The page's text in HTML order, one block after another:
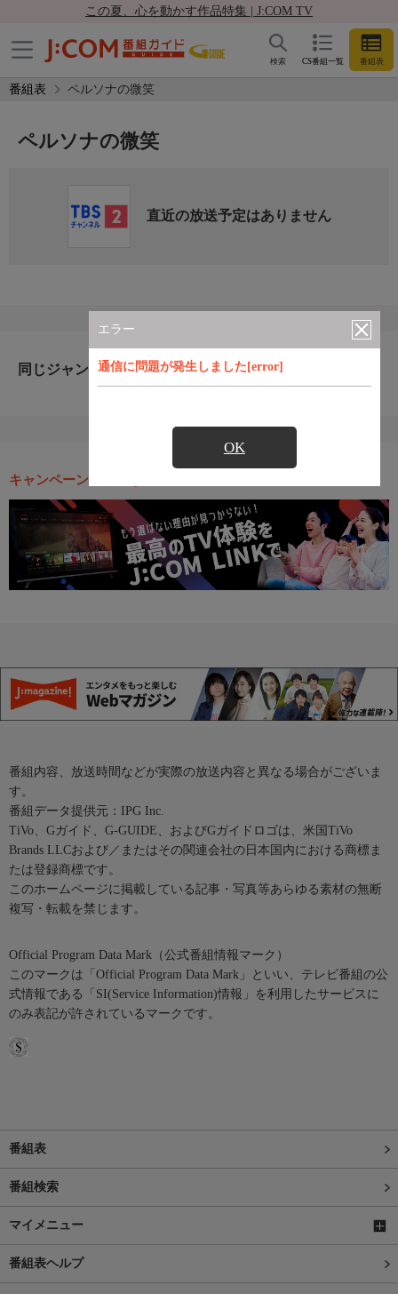
この夏、心を動かす作品特集 | J:COM TV
CS番組一覧 番組表
検索
番組表 ペルソナの微笑
エラー
通信に問題が発生しました[error]
OK
ペルソナの微笑
直近の放送予定はありません
同じジャンルのおすすめ番組
キャンペーン・お得な情報
番組内容、放送時間などが実際の放送内容と異なる場合がございま
す。
番組データ提供元：IPG Inc.
TiVo、Gガイド、G-GUIDE、およびGガイドロゴは、米国TiVo
Brands LLCおよび／またはその関連会社の日本国内における商標ま
たは登録商標です。
このホームページに掲載している記事・写真等あらゆる素材の無断
複写・転載を禁じます。
Official Program Data Mark（公式番組情報マーク）
このマークは「Official Program Data Mark」といい、テレビ番組の公
式情報である「SI(Service Information)情報」を利用したサービスに
のみ表記が許されているマークです。
番組表
番組検索
マイメニュー
番組表ヘルプ